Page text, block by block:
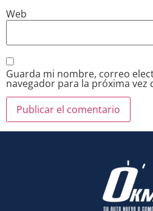
Web
Guarda mi nombre, correo
navegador para la próxima vez